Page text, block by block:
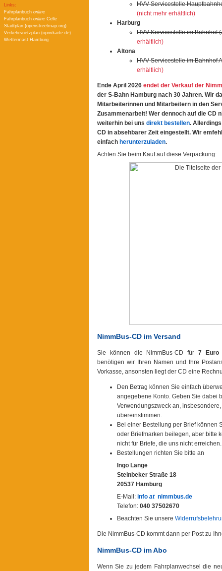
Links:
Fahrplanbuch online
Fahrplanbuch online Celle
Stadtplan (openstreetmap.org)
Verkehrsnetzplan (öpnvkarte.de)
Wettermast Hamburg
HVV-Servicestelle
(nicht mehr erhältlich)
Harburg
HVV-Servicestelle im Bahnhof
erhältlich)
Altona
HVV-Servicestelle im Bahnhof
erhältlich)
Ende April 2026 endet der Verkauf der
der S-Bahn Hamburg nach 30 Jahren. Wir
Mitarbeiterinnen und Mitarbeitern in den
Zusammenarbeit! Wer dennoch auf die CD
weiterhin bei uns direkt bestellen.
CD in absehbarer Zeit eingestellt. Wir
einfach herunterzuladen.
Achten Sie beim Kauf auf diese Verpackung:
NimmBus-CD im Versand
Sie können die NimmBus-CD für 7 Euro
benötigen wir Ihren Namen und Ihre
Vorkasse, ansonsten liegt der CD eine
Den Betrag können Sie einfach
angegebene Konto. Geben Sie dabei
Verwendungszweck an,
übereinstimmen.
Bei einer Bestellung per Brief können
oder Briefmarken beilegen, aber bitte
nicht für Briefe, die uns nicht erreichen.
Bestellungen richten Sie bitte an
Ingo Lange
Steinbeker Straße 18
20537 Hamburg
E-Mail: info atnimmbus.de
Telefon: 040 37502670
Beachten Sie unsere
Die NimmBus-CD kommt dann per Post zu
NimmBus-CD im Abo
Wenn Sie zu jedem Fahrplanwechsel die